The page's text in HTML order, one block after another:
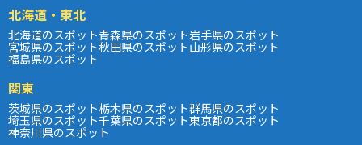
北海道・東北
北海道のスポット青森県のスポット岩手県のスポット
宮城県のスポット秋田県のスポット山形県のスポット
福島県のスポット
関東
茨城県のスポット栃木県のスポット群馬県のスポット
埼玉県のスポット千葉県のスポット東京都のスポット
神奈川県のスポット